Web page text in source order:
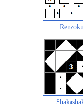
Renzoku